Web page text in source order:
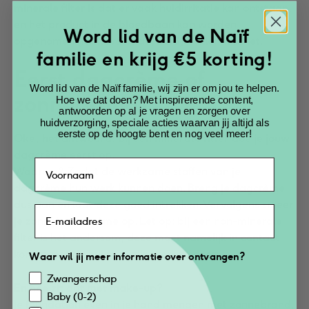
minerale filter is dat er vaak huidirritatie kan ontstaan,
opgenomen (Klimová et al., 2013). Willen we niet.
Eerst dagcrème of
zonnebrand?
Oke, het antwoord: bij een minerale filter doe je jouw
Waarom? Zodat de werkzame stoffen van je
dagcrème hun werk kunnen doen. Breng je dagcrème
dus aan en laat deze goed intrekken. Vervolgens smeer
je zonnebrandcrème op. Let op: bij een non-minerale
filter is het andersom, deze moet namelijk in contact
komen met de huid om zijn werk te doen.
Je foundation even in je hand mengen met zonnebrand,
Word lid van de Naïf
familie en krijg €5 korting!
Word lid van de Naïf familie, wij zijn er om jou te helpen.
Hoe we dat doen? Met inspirerende content,
antwoorden op al je vragen en zorgen over
huidverzorging, speciale acties waarvan jij altijd als
eerste op de hoogte bent en nog veel meer!
Waar wil jij meer informatie over ontvangen?
Zwangerschap
Baby (0-2)